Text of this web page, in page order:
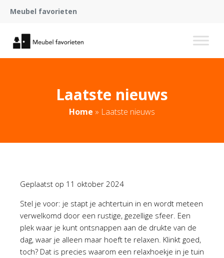
Meubel favorieten
Laatste nieuws
Home » Laatste nieuws
Geplaatst op 11 oktober 2024
Stel je voor: je stapt je achtertuin in en wordt meteen
verwelkomd door een rustige, gezellige sfeer. Een
plek waar je kunt ontsnappen aan de drukte van de
dag, waar je alleen maar hoeft te relaxen. Klinkt goed,
toch? Dat is precies waarom een relaxhoekje in je tuin